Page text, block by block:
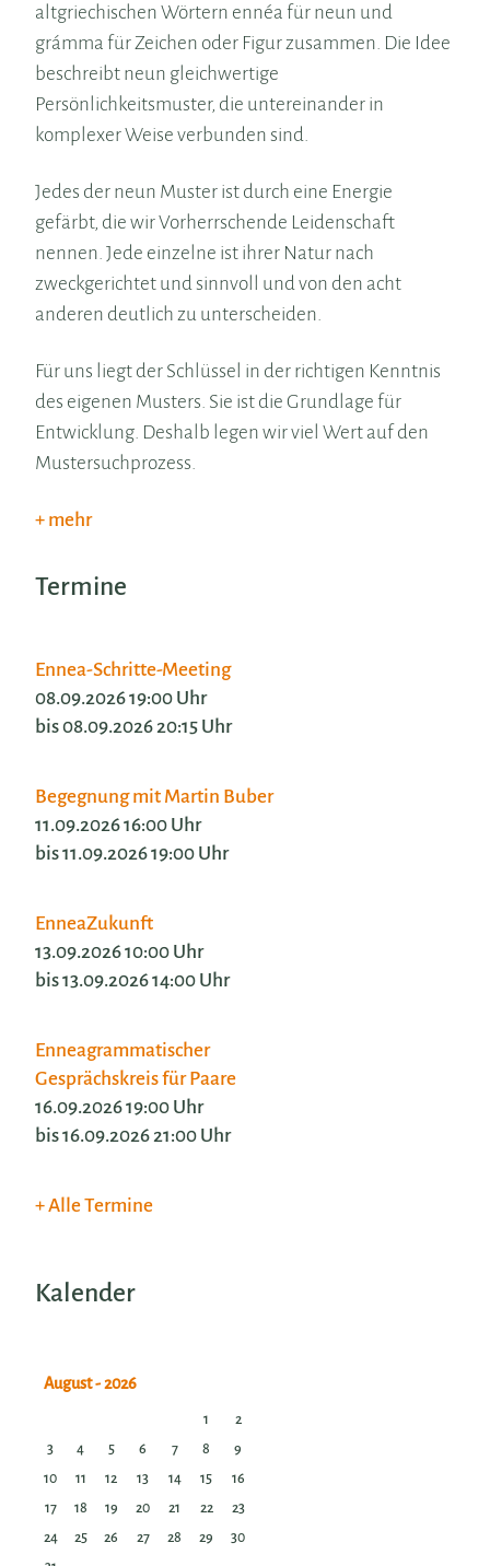
altgriechischen Wörtern ennéa für neun und
grámma für Zeichen oder Figur zusammen. Die Idee
beschreibt neun gleichwertige
Persönlichkeitsmuster, die untereinander in
komplexer Weise verbunden sind.
Jedes der neun Muster ist durch eine Energie
gefärbt, die wir Vorherrschende Leidenschaft
nennen. Jede einzelne ist ihrer Natur nach
zweckgerichtet und sinnvoll und von den acht
anderen deutlich zu unterscheiden.
Für uns liegt der Schlüssel in der richtigen Kenntnis
des eigenen Musters. Sie ist die Grundlage für
Entwicklung. Deshalb legen wir viel Wert auf den
Mustersuchprozess.
mehr
Termine
Ennea-Schritte-Meeting
08.09.2026 19:00 Uhr
bis 08.09.2026 20:15 Uhr
Begegnung mit Martin Buber
11.09.2026 16:00 Uhr
bis 11.09.2026 19:00 Uhr
EnneaZukunft
13.09.2026 10:00 Uhr
bis 13.09.2026 14:00 Uhr
Enneagrammatischer
Gesprächskreis für Paare
16.09.2026 19:00 Uhr
bis 16.09.2026 21:00 Uhr
Alle Termine
Kalender
1
2
3
4 5 6 7 8
9
10
11 12 13 14 15
16
17
18 19 20 21 22
23
24
25 26 27 28 29
30